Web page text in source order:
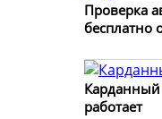
Проверка
бесплатно
Карданный
работает